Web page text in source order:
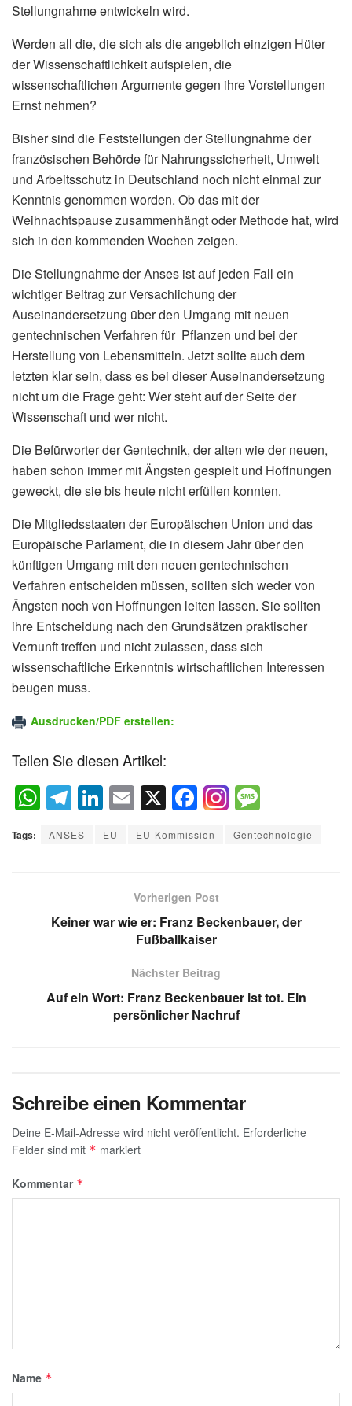
Stellungnahme entwickeln wird.
Werden all die, die sich als die angeblich einzigen Hüter
der Wissenschaftlichkeit aufspielen, die
wissenschaftlichen Argumente gegen ihre Vorstellungen
Ernst nehmen?
Bisher sind die Feststellungen der Stellungnahme der
französischen Behörde für Nahrungssicherheit, Umwelt
und Arbeitsschutz in Deutschland noch nicht einmal zur
Kenntnis genommen worden. Ob das mit der
Weihnachtspause zusammenhängt oder Methode hat, wird
sich in den kommenden Wochen zeigen.
Die Stellungnahme der Anses ist auf jeden Fall ein
wichtiger Beitrag zur Versachlichung der
Auseinandersetzung über den Umgang mit neuen
gentechnischen Verfahren für Pflanzen und bei der
Herstellung von Lebensmitteln. Jetzt sollte auch dem
letzten klar sein, dass es bei dieser Auseinandersetzung
nicht um die Frage geht: Wer steht auf der Seite der
Wissenschaft und wer nicht.
Die Befürworter der Gentechnik, der alten wie der neuen,
haben schon immer mit Ängsten gespielt und Hoffnungen
geweckt, die sie bis heute nicht erfüllen konnten.
Die Mitgliedsstaaten der Europäischen Union und das
Europäische Parlament, die in diesem Jahr über den
künftigen Umgang mit den neuen gentechnischen
Verfahren entscheiden müssen, sollten sich weder von
Ängsten noch von Hoffnungen leiten lassen. Sie sollten
ihre Entscheidung nach den Grundsätzen praktischer
Vernunft treffen und nicht zulassen, dass sich
wissenschaftliche Erkenntnis wirtschaftlichen Interessen
beugen muss.
Ausdrucken/PDF erstellen:
Teilen Sie diesen Artikel:
W
h
at
p
T
el
e
m
Li
n
k
n
E
m
ail
X F
a
c
b
o
o
k
e
ss
e
Tags: ANSES EU EU-Kommission Gentechnologie
Vorherigen Post
Keiner war wie er: Franz Beckenbauer, der
Fußballkaiser
Nächster Beitrag
Auf ein Wort: Franz Beckenbauer ist tot. Ein
persönlicher Nachruf
Schreibe einen Kommentar
Deine E-Mail-Adresse wird nicht veröffentlicht. Erforderliche
Felder sind mit * markiert
Kommentar *
Name *